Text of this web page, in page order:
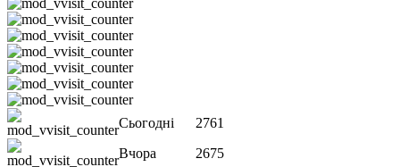
Сьогодні
2761
Вчора
2675